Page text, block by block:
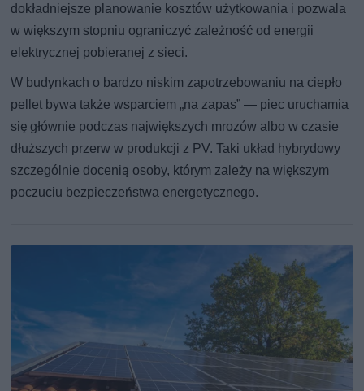
dokładniejsze planowanie kosztów użytkowania i pozwala
w większym stopniu ograniczyć zależność od energii
elektrycznej pobieranej z sieci.
W budynkach o bardzo niskim zapotrzebowaniu na ciepło
pellet bywa także wsparciem „na zapas” — piec uruchamia
się głównie podczas największych mrozów albo w czasie
dłuższych przerw w produkcji z PV. Taki układ hybrydowy
szczególnie docenią osoby, którym zależy na większym
poczuciu bezpieczeństwa energetycznego.